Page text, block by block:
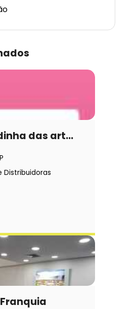
das art...
Distribuidoras